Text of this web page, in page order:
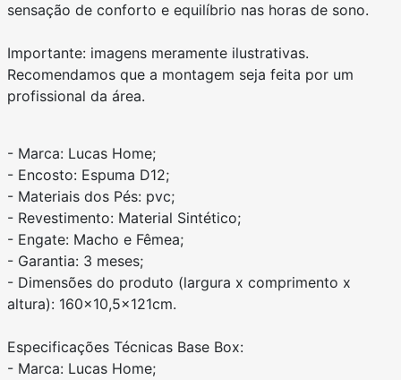
sensação de conforto e equilíbrio nas horas de sono.
Importante: imagens meramente ilustrativas.
Recomendamos que a montagem seja feita por um
profissional da área.
- Marca: Lucas Home;
- Encosto: Espuma D12;
- Materiais dos Pés: pvc;
- Revestimento: Material Sintético;
- Engate: Macho e Fêmea;
- Garantia: 3 meses;
- Dimensões do produto (largura x comprimento x
altura): 160x10,5x121cm.
Especificações Técnicas Base Box:
- Marca: Lucas Home;